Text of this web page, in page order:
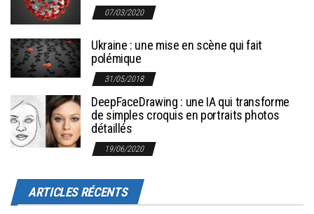
07/03/2020
Ukraine : une mise en scène qui fait
polémique
31/05/2018
DeepFaceDrawing : une IA qui transforme
de simples croquis en portraits photos
détaillés
19/06/2020
ARTICLES RÉCENTS